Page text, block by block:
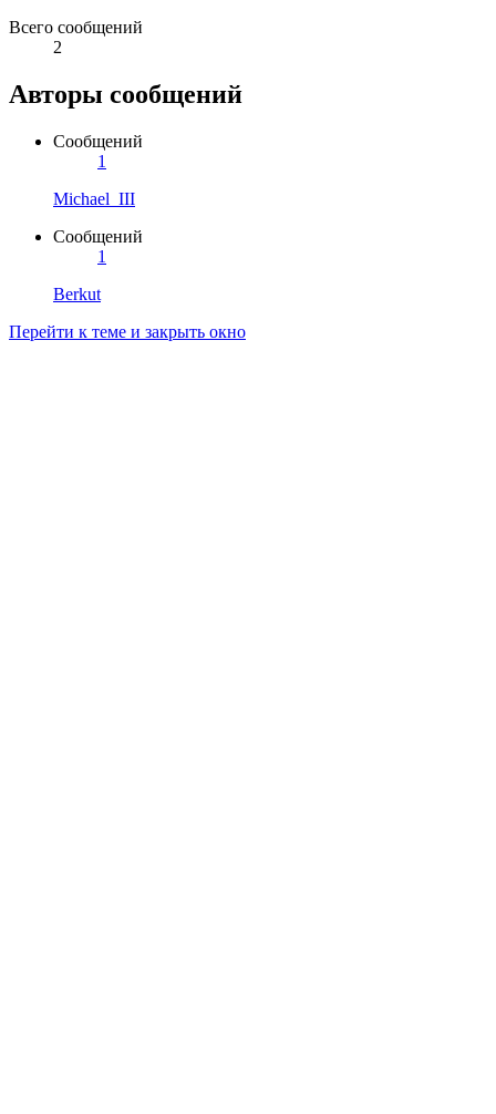
Всего сообщений
2
Авторы сообщений
Сообщений
1
Michael_III
Сообщений
1
Berkut
Перейти к теме и закрыть окно